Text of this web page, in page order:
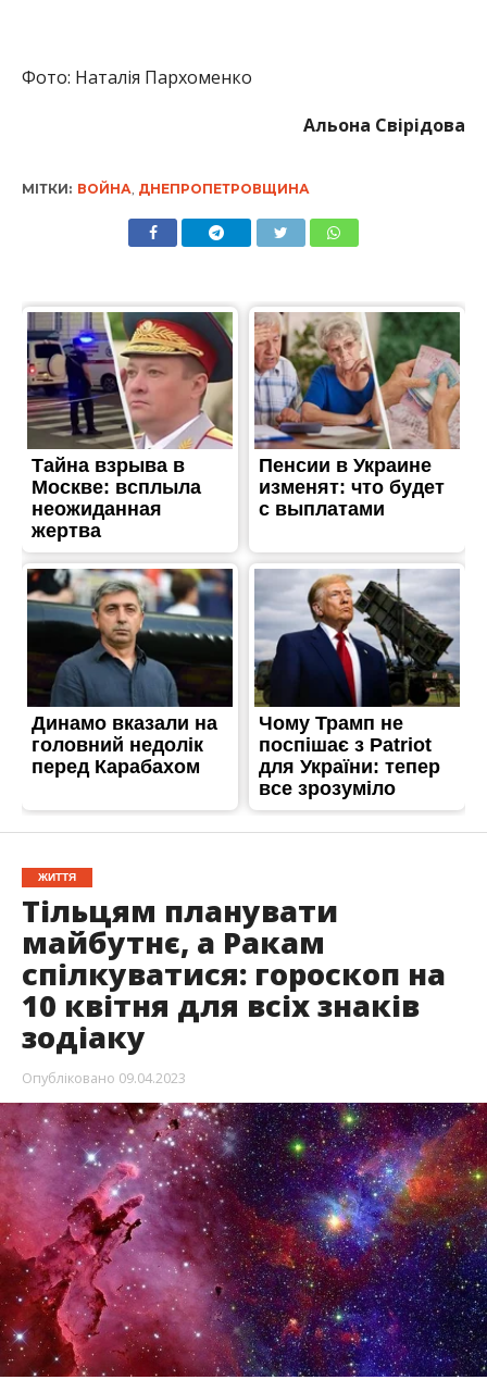
Фото: Наталія Пархоменко
Альона Свірідова
МІТКИ: ВОЙНА, ДНЕПРОПЕТРОВЩИНА
ЖИТТЯ
Тільцям планувати
майбутнє, а Ракам
спілкуватися: гороскоп на
10 квітня для всіх знаків
зодіаку
Опубліковано 09.04.2023